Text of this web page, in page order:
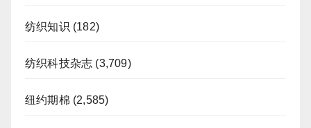
纺织知识 (182)
纺织科技杂志 (3,709)
纽约期棉 (2,585)